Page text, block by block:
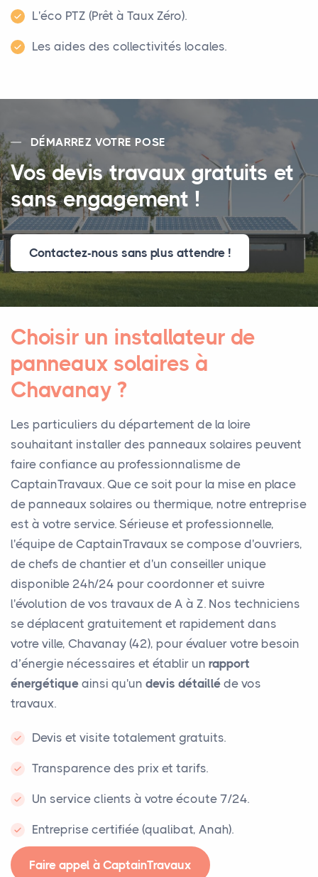
L'éco PTZ (Prêt à Taux Zéro).
Les aides des collectivités locales.
DÉMARREZ VOTRE POSE
Vos devis travaux gratuits et
sans engagement !
Contactez-nous sans plus attendre !
Choisir un installateur de
panneaux solaires à
Chavanay ?
Les particuliers du département de la loire
souhaitant installer des panneaux solaires peuvent
faire confiance au professionnalisme de
CaptainTravaux. Que ce soit pour la mise en place
de panneaux solaires ou thermique, notre entreprise
est à votre service. Sérieuse et professionnelle,
l'équipe de CaptainTravaux se compose d'ouvriers,
de chefs de chantier et d'un conseiller unique
disponible 24h/24 pour coordonner et suivre
l'évolution de vos travaux de A à Z. Nos techniciens
se déplacent gratuitement et rapidement dans
votre ville, Chavanay (42), pour évaluer votre besoin
d’énergie nécessaires et établir un rapport
énergétique ainsi qu'un devis détaillé de vos
travaux.
Devis et visite totalement gratuits.
Transparence des prix et tarifs.
Un service clients à votre écoute 7/24.
Entreprise certifiée (qualibat, Anah).
Faire appel à CaptainTravaux